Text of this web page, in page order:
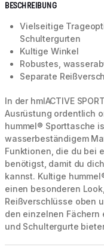
BESCHREIBUNG
Vielseitige
Schultergurten
Kultige Winkel
Robustes,
Separate
In der hmlACTIVE
Ausrüstung ordentlich
hummel® Sporttasche
wasserbeständigem
Funktionen, die du bei
benötigst, damit du
kannst. Kultige
einen besonderen
Reißverschlüsse oben
den einzelnen Fächern
und Schultergurte